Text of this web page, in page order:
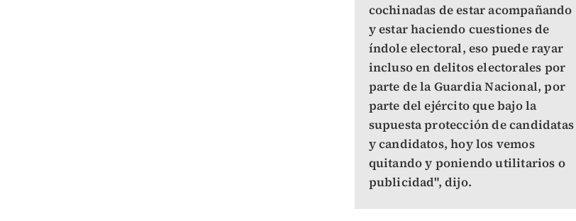
cochinadas de estar acompañando
y estar haciendo cuestiones de
índole electoral, eso puede rayar
incluso en delitos electorales por
parte de la Guardia Nacional, por
parte del ejército que bajo la
supuesta protección de candidatas
y candidatos, hoy los vemos
quitando y poniendo utilitarios o
publicidad", dijo.